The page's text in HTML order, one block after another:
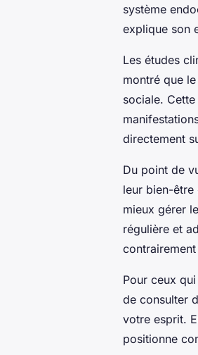
système
explique son
Les études
montré que
sociale.
directement
Du point de
leur bien-être
mieux gérer
régulière et
Pour ceux
de consulter
votre esprit.
positionne